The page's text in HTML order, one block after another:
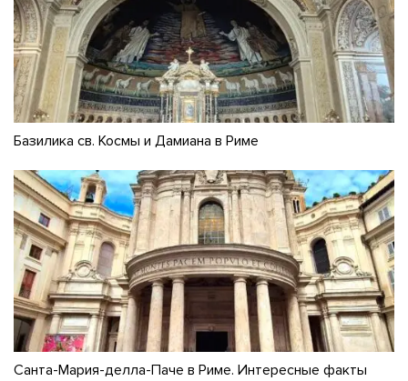
Базилика св. Космы и Дамиана в Риме
Санта-Мария-делла-Паче в Риме. Интересные факты